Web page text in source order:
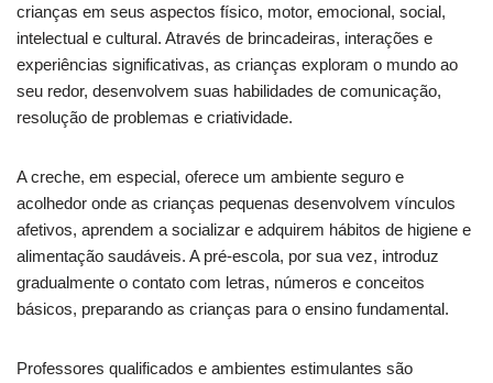
crianças em seus aspectos físico, motor, emocional, social,
intelectual e cultural. Através de brincadeiras, interações e
experiências significativas, as crianças exploram o mundo ao
seu redor, desenvolvem suas habilidades de comunicação,
resolução de problemas e criatividade.
A creche, em especial, oferece um ambiente seguro e
acolhedor onde as crianças pequenas desenvolvem vínculos
afetivos, aprendem a socializar e adquirem hábitos de higiene e
alimentação saudáveis. A pré-escola, por sua vez, introduz
gradualmente o contato com letras, números e conceitos
básicos, preparando as crianças para o ensino fundamental.
Professores qualificados e ambientes estimulantes são